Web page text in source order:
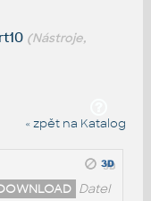
(Nástroje,
« zpět na Katalog
DateI